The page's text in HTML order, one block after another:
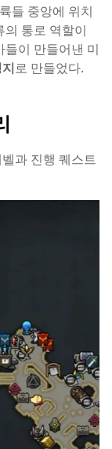
들 중앙에 위치
통로 역할이
이 만들어낸 미
로 만들었다.
과 진행 퀘스트